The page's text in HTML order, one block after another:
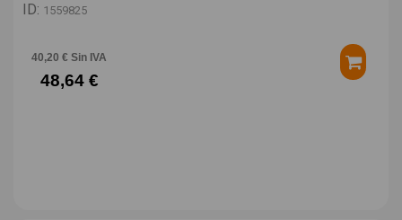
ID: 1559825
40,20 € Sin IVA
48,64 €